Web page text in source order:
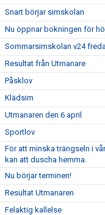
Snart börjar simskolan
Nu öppnar bokningen för
Sommarsimskolan v24
Resultat från Utmanare
Påsklov
Klädsim
Utmanaren den 6 april
Sportlov
För att minska trängseln i
kan att duscha hemma.
Nu börjar terminen!
Resultat Utmanaren
Felaktig kallelse